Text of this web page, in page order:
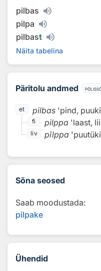
pilbas
pilpa
pilbast
Näita tabelina
Päritolu andmed
et pilbas 'pind,
fi pilppa 'laast,
liv pīlppa
Sõna seosed
Saab moodustada:
pilpake
Ühendid